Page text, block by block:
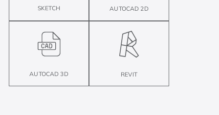
SKETCH AUTOCAD 2D
AUTOCAD 3D REVIT